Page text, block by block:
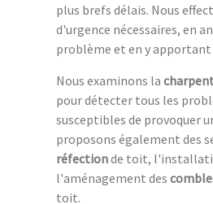
plus brefs délais. Nous
d'urgence nécessaires, en
problème et en y
Nous examinons la
pour détecter tous les
susceptibles de provoquer
proposons également des
réfectionde toit,
l'aménagement des
toit.